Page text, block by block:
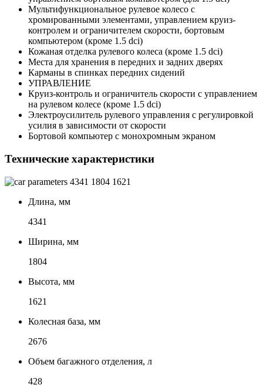
Мультифункциональное рулевое колесо с
хромированными элементами, управлением круиз-
контролем и ограничителем скорости, бортовым
компьютером (кроме 1.5 dci)
Кожаная отделка рулевого колеса (кроме 1.5 dci)
Места для хранения в передних и задних дверях
Карманы в спинках передних сидений
УПРАВЛЕНИЕ
Круиз-контроль и ограничитель скорости с управлением
на рулевом колесе (кроме 1.5 dci)
Электроусилитель рулевого управления с регулировкой
усилия в зависимости от скорости
Бортовой компьютер с монохромным экраном
Технические характеристики
4341 1804 1621
Длина, мм
4341
Ширина, мм
1804
Высота, мм
1621
Колесная база, мм
2676
Объем багажного отделения, л
428